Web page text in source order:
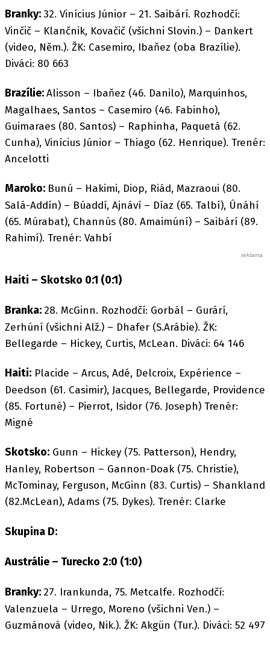
Branky:32. Vinícius Júnior – 21. Saibárí. Rozhodčí:
Vinčič – Klančnik, Kovačič (všichni Slovin.) – Dankert
(video, Něm.). ŽK: Casemiro, Ibaňez (oba Brazílie).
Diváci: 80 663
Brazílie:Alisson – Ibaňez (46. Danilo), Marquinhos,
Magalhaes, Santos – Casemiro (46. Fabinho),
Guimaraes (80. Santos) – Raphinha, Paquetá (62.
Cunha), Vinícius Júnior – Thiago (62. Henrique). Trenér:
Ancelotti
Maroko: Bunú – Hakimi, Diop, Riád, Mazraoui (80.
Salá-Addín) – Búaddí, Ajnáví – Díaz (65. Talbí), Únáhí
(65. Múrabat), Channús (80. Amaimúní) – Saibárí (89.
Rahimí). Trenér: Vahbí
Haiti – Skotsko 0:1 (0:1)
Branka: 28. McGinn. Rozhodčí: Gorbál – Gurárí,
Zerhúní (všichni Alž.) – Dhafer (S.Arábie). ŽK:
Bellegarde – Hickey, Curtis, McLean. Diváci: 64 146
Haiti: Placide – Arcus, Adé, Delcroix, Expérience –
Deedson (61. Casimir), Jacques, Bellegarde, Providence
(85. Fortuné) – Pierrot, Isidor (76. Joseph) Trenér:
Migné
Skotsko: Gunn – Hickey (75. Patterson), Hendry,
Hanley, Robertson – Gannon-Doak (75. Christie),
McTominay, Ferguson, McGinn (83. Curtis) – Shankland
(82.McLean), Adams (75. Dykes). Trenér: Clarke
Skupina D:
Austrálie – Turecko 2:0 (1:0)
Branky: 27. Irankunda, 75. Metcalfe. Rozhodčí:
Valenzuela – Urrego, Moreno (všichni Ven.) –
Guzmánová (video, Nik.). ŽK: Akgün (Tur.). Diváci: 52 497